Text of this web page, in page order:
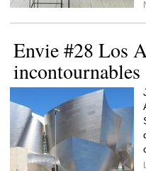
Envie #28 Los
incontournables